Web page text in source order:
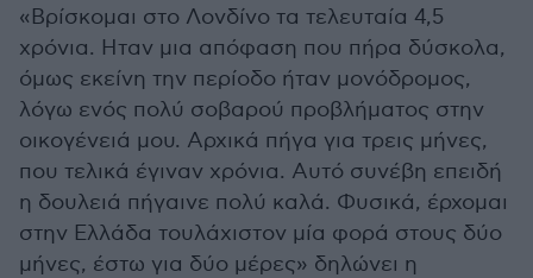
«Βρίσκομαι στο Λονδίνο τα τελευταία 4,5
χρόνια. Ηταν μια απόφαση που πήρα δύσκολα,
όμως εκείνη την περίοδο ήταν μονόδρομος,
λόγω ενός πολύ σοβαρού προβλήματος στην
οικογένειά μου. Αρχικά πήγα για τρεις μήνες,
που τελικά έγιναν χρόνια. Αυτό συνέβη επειδή
η δουλειά πήγαινε πολύ καλά. Φυσικά, έρχομαι
στην Ελλάδα τουλάχιστον μία φορά στους δύο
μήνες, έστω για δύο μέρες» δηλώνει η